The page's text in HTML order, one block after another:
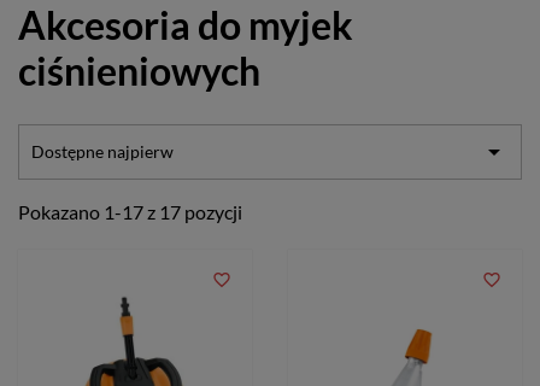
Akcesoria do myjek
ciśnieniowych
Dostępne najpierw 
Pokazano 1-17 z 17 pozycji
favorite_border favorite_border